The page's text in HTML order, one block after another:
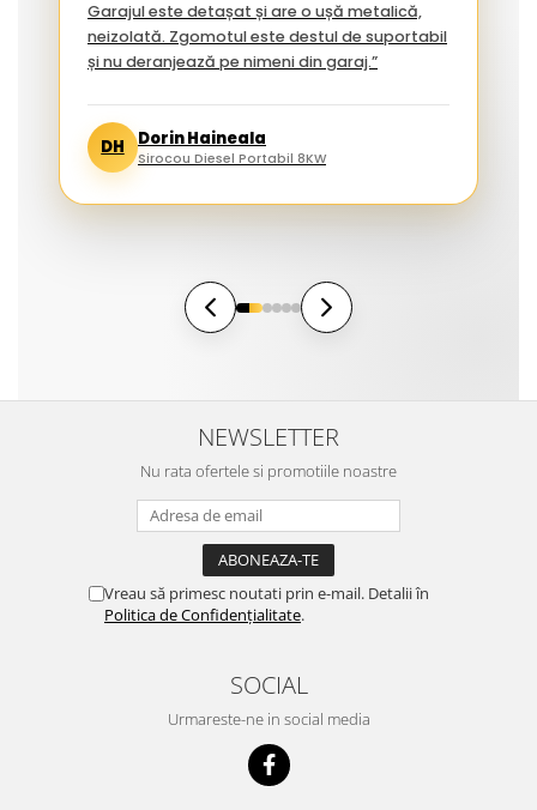
Garajul este detașat și are o ușă metalică,
neizolată. Zgomotul este destul de suportabil
și nu deranjează pe nimeni din garaj.”
DH Dorin Haineala
Sirocou Diesel Portabil 8KW
NEWSLETTER
Nu rata ofertele si promotiile noastre
Vreau să primesc noutati prin e-mail. Detalii în
Politica de Confidențialitate.
SOCIAL
Urmareste-ne in social media